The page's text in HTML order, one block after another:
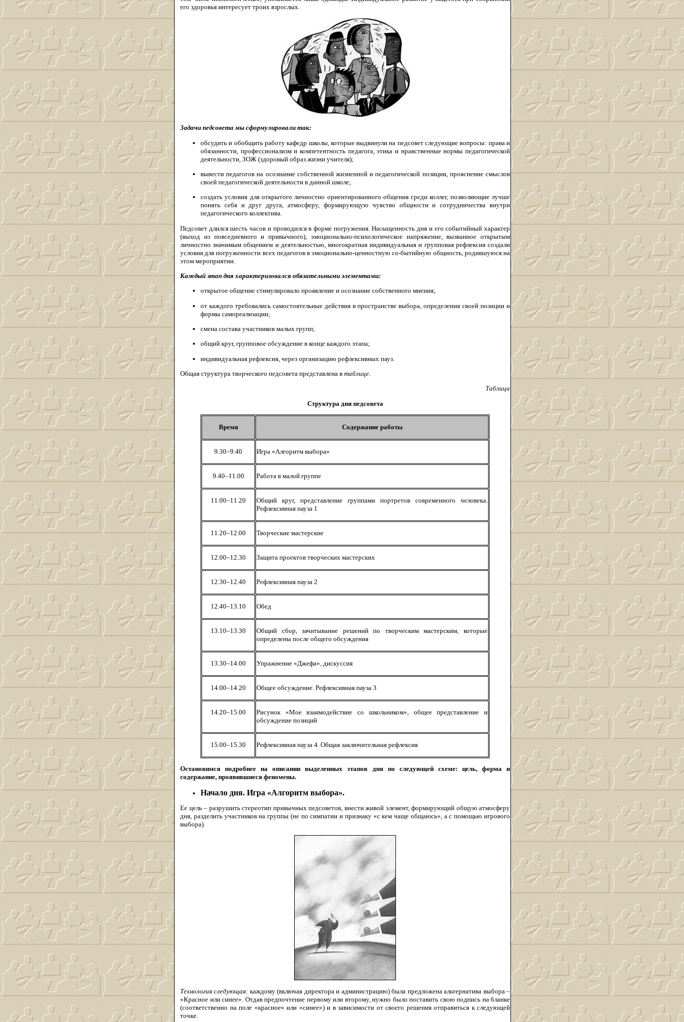
его здоровья интересует троих взрослых.
Задачи педсовета мы сформулировали так:
обсудить и обобщить работу кафедр школы, которые выдвинули на педсовет следующие вопросы: права и
обязанности, профессионализм и компетентность педагога, этика и нравственные нормы педагогической
деятельности, ЗОЖ (здоровый образ жизни учителя);
вывести педагогов на осознание собственной жизненной и педагогической позиции, прояснение смыслов
своей педагогической деятельности в данной школе;
создать условия для открытого личностно ориентированного общения среди коллег, позволяющие лучше
понять себя и друг друга, атмосферу, формирующую чувство общности и сотрудничества внутри
педагогического коллектива.
Педсовет длился шесть часов и проводился в форме погружения. Насыщенность дня и его событийный характер
(выход из повседневного и привычного), эмоционально-психологическое напряжение, вызванное открытым
личностно значимым общением и деятельностью, многократная индивидуальная и групповая рефлексия создали
условия для погруженности всех педагогов в эмоционально-ценностную со-бытийную общность, родившуюся на
этом мероприятии.
Каждый этап дня характеризовался обязательными элементами:
открытое общение стимулировало проявление и осознание собственного мнения;
от каждого требовались самостоятельные действия в пространстве выбора, определения своей позиции и
формы самореализации;
смена состава участников малых групп;
общий круг, групповое обсуждение в конце каждого этапа;
индивидуальная рефлексия, через организацию рефлексивных пауз.
Общая структура творческого педсовета представлена в таблице
Таблица
Структура дня педсовета
Время Содержание работы
9.30–9.40 Игра «Алгоритм выбора»
9.40–11.00 Работа в малой группе
11.00–11.20
Общий круг, представление группами портретов современного человека.
Рефлексивная пауза 1
11.20–12.00 Творческие мастерские
12.00–12.30 Защита проектов творческих мастерских
12.30–12.40 Рефлексивная пауза 2
12.40–13.10 Обед
13.10–13.30
Общий сбор, зачитывание решений по творческим мастерским, которые
определены после общего обсуждения
13.30–14.00 Упражнение «Джефа», дискуссия
14.00–14.20 Общее обсуждение. Рефлексивная пауза 3
14.20–15.00
Рисунок «Мое взаимодействие со школьником», общее представление и
обсуждение позиций
15.00–15.30 Рефлексивная пауза 4. Общая заключительная рефлексия
Остановимся подробнее на описании выделенных этапов дня по следующей схеме: цель, форма и
содержание, проявившиеся феномены.
Начало дня. Игра «Алгоритм выбора».
Ее цель – разрушить стереотип привычных педсоветов, внести живой элемент, формирующий общую атмосферу
дня, разделить участников на группы (не по симпатии и признаку «с кем чаще общаюсь», а с помощью игрового
выбора).
Технология следующая: каждому (включая директора и администрацию) была предложена альтернатива выбора –
«Красное или синее». Отдав предпочтение первому или второму, нужно было поставить свою подпись на бланке
(соответственно на поле «красное» или «синее») и в зависимости от своего решения отправиться к следующей
точке.